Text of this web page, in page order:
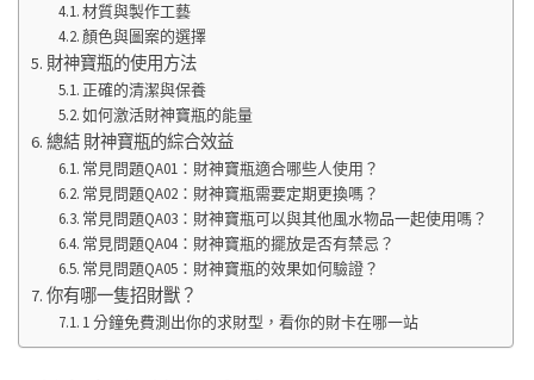
材質與製作工藝
顏色與圖案的選擇
財神寶瓶的使用方法
正確的清潔與保養
如何激活財神寶瓶的能量
總結 財神寶瓶的綜合效益
常見問題QA01：財神寶瓶適合哪些人使用？
常見問題QA02：財神寶瓶需要定期更換嗎？
常見問題QA03：財神寶瓶可以與其他風水物品一起使用嗎？
常見問題QA04：財神寶瓶的擺放是否有禁忌？
常見問題QA05：財神寶瓶的效果如何驗證？
你有哪一隻招財獸？
1 分鐘免費測出你的求財型，看你的財卡在哪一站